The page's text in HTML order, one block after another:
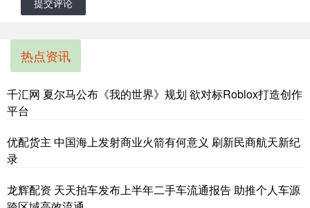
热点资讯
千汇网 夏尔马公布《我的世界》规划 欲对标Roblox打造创作
平台
优配货主 中国海上发射商业火箭有何意义 刷新民商航天新纪
录
龙辉配资 天天拍车发布上半年二手车流通报告 助推个人车源